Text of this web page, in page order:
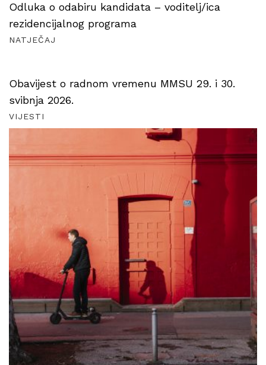
Odluka o odabiru kandidata – voditelj/ica
rezidencijalnog programa
NATJEČAJ
Obavijest o radnom vremenu MMSU 29. i 30.
svibnja 2026.
VIJESTI